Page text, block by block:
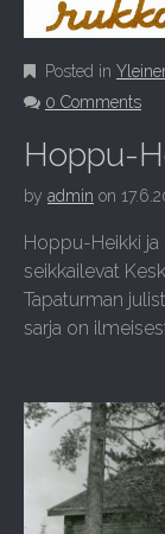
Posted in
0 Comments
Hoppu-
by admin on
Hoppu-Heikki
seikkailevat
Tapaturman
sarja on